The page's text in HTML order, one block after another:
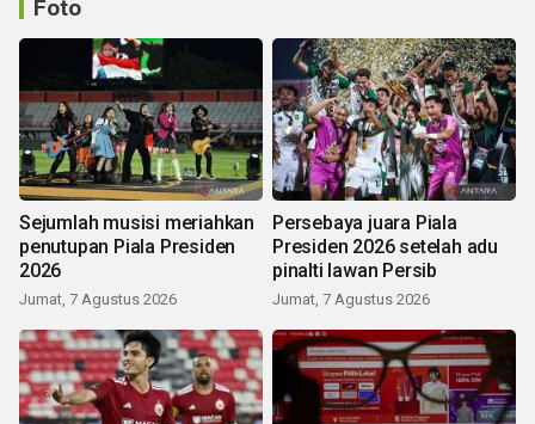
Foto
Sejumlah musisi meriahkan
penutupan Piala Presiden
2026
Jumat, 7 Agustus 2026
Persebaya juara Piala
Presiden 2026 setelah adu
pinalti lawan Persib
Jumat, 7 Agustus 2026